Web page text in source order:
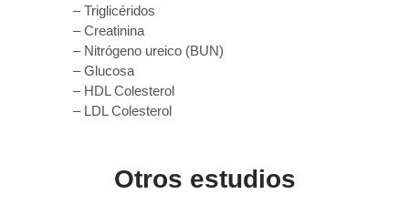
– Triglicéridos
– Creatinina
– Nitrógeno ureico (BUN)
– Glucosa
– HDL Colesterol
– LDL Colesterol
Otros estudios